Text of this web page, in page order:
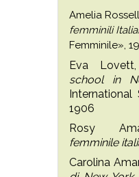
Amelia
femminili
Femminile»,
Eva
school in
International
1906
Rosy
femminile
Carolina